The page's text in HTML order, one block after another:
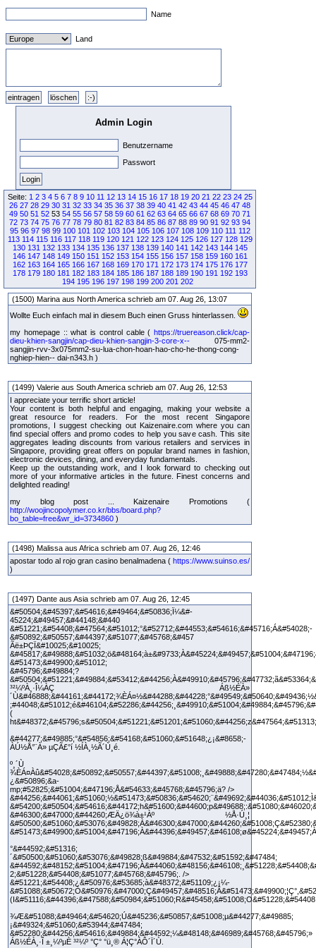
Name
Land
Admin Login
Benutzername
Passwort
Seite: 1 2 3 4 5 6 7 8 9 10 11 12 13 14 15 16 17 18 19 20 21 22 23 24 25
26 27 28 29 30 31 32 33 34 35 36 37 38 39 40 41 42 43 44 45 46 47 48
49 50 51 52 53 54 55 56 57 58 59 60 61 62 63 64 65 66 67 68 69 70 71
72 73 74 75 76 77 78 79 80 81 82 83 84 85 86 87 88 89 90 91 92 93 94
95 96 97 98 99 100 101 102 103 104 105 106 107 108 109 110 111 112
113 114 115 116 117 118 119 120 121 122 123 124 125 126 127 128 129
130 131 132 133 134 135 136 137 138 139 140 141 142 143 144 145
146 147 148 149 150 151 152 153 154 155 156 157 158 159 160 161
162 163 164 165 166 167 168 169 170 171 172 173 174 175 176 177
178 179 180 181 182 183 184 185 186 187 188 189 190 191 192 193
194 195 196 197 198 199 200 201 202
(1500) Marina aus North America schrieb am 07. Aug 26, 13:07
Wollte Euch einfach mal in diesem Buch einen Gruss hinterlassen.
my homepage :: what is control cable ( https://truereason.click/cap-
dieu-khien-sangjin/cap-dieu-khien-sangjin-3-core-x-- 075-mm2-
sangjin-rvv-3x075mm2-su-lua-chon-hoan-hao-cho-he-thong-cong-
nghiep-hien-- dai-n343.h )
(1499) Valerie aus South America schrieb am 07. Aug 26, 12:53
I appreciate your terrific short article!
Your content is both helpful and engaging, making your website a
great resource for readers. For the most recent Singapore
promotions, I suggest checking out Kaizenaire.com where you can
find special offers and promo codes to help you save cash. This site
aggregates leading discounts from various retailers and services in
Singapore, providing great offers on popular brand names in fashion,
electronic devices, dining, and everyday fundamentals.
Keep up the outstanding work, and I look forward to checking out
more of your informative articles in the future. Finest concerns and
delighted reading!
my blog post ... Kaizenaire Promotions (
http://woojincopolymer.co.kr/bbs/board.php?
bo_table=free&wr_id=3734860 )
(1498) Malissa aus Africa schrieb am 07. Aug 26, 12:46
apostar todo al rojo gran casino benalmadena ( https://www.suinso.es/
)
(1497) Dante aus Asia schrieb am 07. Aug 26, 12:45
&#50504;&#45397;&#54616;&#49464;&#50836;Ï¼&#-
45224;&#49457;&#44148;&#440
&#51221;&#54408;&#47564;&#51012;°&#52712;&#44553;&#54616;&#45716;Á&#54028;-
&#50892;&#50557;&#44397;&#51077;&#45768;&#457
Ãë±ÞÇÏ&#10025;&#10025;
&#51473;&#49900;&#51012;
&#45796;&#49884;?
³²¼ºÀ¸·Î¼­ÀÇ Áß½ÉÀ»
(
&#44277;&#49885;°&#54856;&#54168;&#51060;&#51648;¿¡&#8658;­
ÀÚ½Å°¨À» µÇÃ£°í ½ÍÀ¸½Ã´Ù¸é.
º¸´Ù
¿&#50896;&a-
mp;#52825;&#51004;&#47196;Å&#54633;&#45768;&#45796;ä? />
&#46300;&#47000;&#44260;ÆÄ¿ö¾à±¹Àº ½Å·Ú¸¦
°&#44592;&#51316;
´&#50500;&#51060;&#53076;&#49828;ß&#49884;&#47532;&#51592;&#47484;
2;&#51228;&#54408;&#51077;&#45768;&#45796;. />
&#51221;&#54408;¿&#50976;&#53685;à&#48372;&#51109;¿¡¼­
¾Æ&#51088;&#49464;&#54620;Ú&#45236;&#50857;&#51008;µ&#44277;&#49885;
¡&#49324;&#51060;&#53944;&#47484;
&#52280;&#44256;&#54616;&#49884;&#44592;¼&#48148;&#46989;&#45768;&#45796;»
Áß½ÉÀ¸·Î ±¸¼ºµÈ ³²¼º °Ç°­ °ü¸® Á¦Ç°ÀÔ´Ï´Ù.